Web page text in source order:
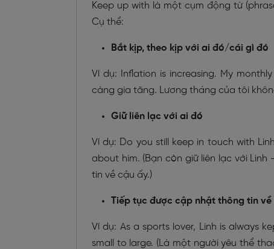
Keep up with là một cụm động từ
Cụ thể:
Bắt kịp, theo kịp với ai đó/cái gì đó
Ví dụ: Inflation is increasing. My
càng gia tăng. Lương tháng của tôi
Giữ liên lạc với ai đó
Ví dụ: Do you still keep in touch with
about him. (Bạn còn giữ liên lạc với
tin về cậu ấy.)
Tiếp tục được cập nhật thông tin về
Ví dụ: As a sports lover, Linh is always
small to large. (Là một người yêu thể